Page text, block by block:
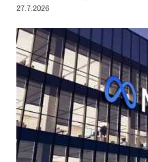
27.7.2026